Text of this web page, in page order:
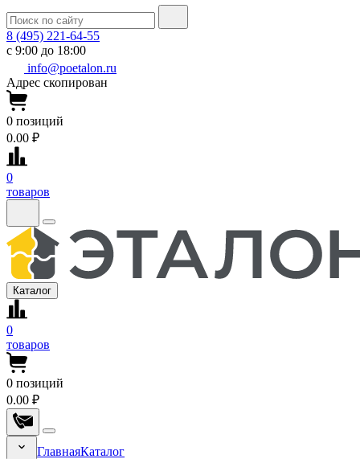
8 (495) 221-64-55
с 9:00 до 18:00
info@poetalon.ru
Адрес скопирован
0 позиций
0.00 ₽
0
товаров
Каталог
0
товаров
0 позиций
0.00 ₽
ГлавнаяКаталог